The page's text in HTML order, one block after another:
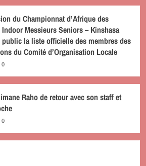
du Championnat d’Afrique des
Messieurs Seniors – Kinshasa
public la liste officielle des membres des
du Comité d’Organisation Locale
0
Raho de retour avec son staff et
0